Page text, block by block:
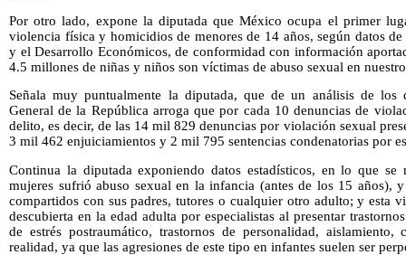
Por otro lado, expone la diputada que México ocupa el primer
violencia física y homicidios de menores de 14 años, según datos
y el Desarrollo Económicos, de conformidad con información
4.5 millones de niñas y niños son víctimas de abuso sexual en
Señala muy puntualmente la diputada, que de un análisis de los
General de la República arroga que por cada 10 denuncias de
delito, es decir, de las 14 mil 829 denuncias por violación sexual
3 mil 462 enjuiciamientos y 2 mil 795 sentencias condenatorias por
Continua la diputada exponiendo datos estadísticos, en lo que
mujeres sufrió abuso sexual en la infancia (antes de los 15 años),
compartidos con sus padres, tutores o cualquier otro adulto; y esta
descubierta en la edad adulta por especialistas al presentar
de estrés postraumático, trastornos de personalidad,
realidad, ya que las agresiones de este tipo en infantes suelen ser